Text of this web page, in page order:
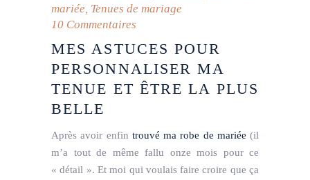
mariée, Tenues de mariage
10 Commentaires
MES ASTUCES POUR
PERSONNALISER MA
TENUE ET ÊTRE LA PLUS
BELLE
Après avoir enfin trouvé ma robe de mariée (il
m’a tout de même fallu onze mois pour ce
« détail ». Et moi qui voulais faire croire que ça